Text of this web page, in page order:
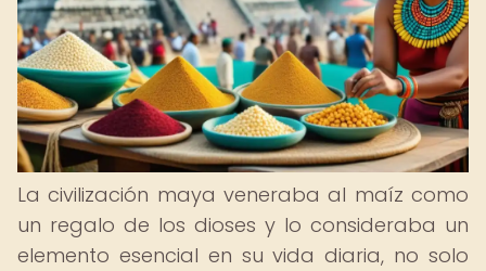
La civilización maya veneraba al maíz como
un regalo de los dioses y lo consideraba un
elemento esencial en su vida diaria, no solo